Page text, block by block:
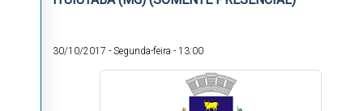
30/10/2017 - Segunda-feira - 13:00